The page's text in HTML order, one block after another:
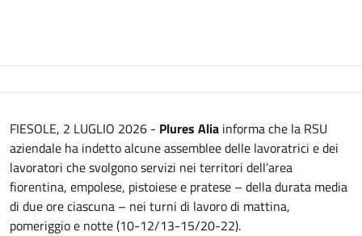
Descrizione
FIESOLE, 2 LUGLIO 2026 - Plures Alia informa che la RSU
aziendale ha indetto alcune assemblee delle lavoratrici e dei
lavoratori che svolgono servizi nei territori dell’area
fiorentina, empolese, pistoiese e pratese – della durata media
di due ore ciascuna – nei turni di lavoro di mattina,
pomeriggio e notte (10-12/13-15/20-22).